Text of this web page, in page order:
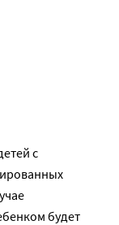
с
будет